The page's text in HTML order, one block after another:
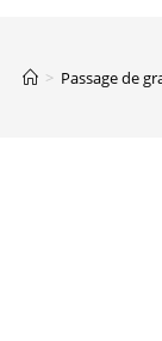
> Passage de